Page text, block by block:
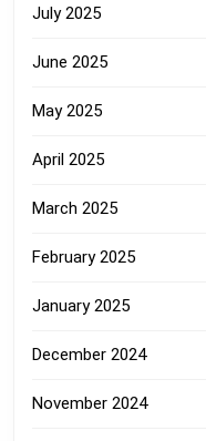
July 2025
June 2025
May 2025
April 2025
March 2025
February 2025
January 2025
December 2024
November 2024